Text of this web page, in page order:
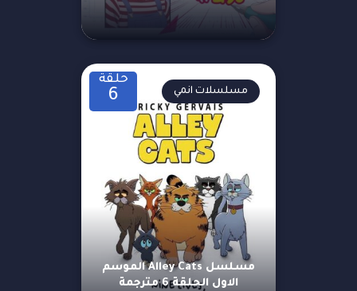
حلقة
6
مسلسل Alley Cats الموسم
الاول الحلقة 6 مترجمة
مسلسلات انمي